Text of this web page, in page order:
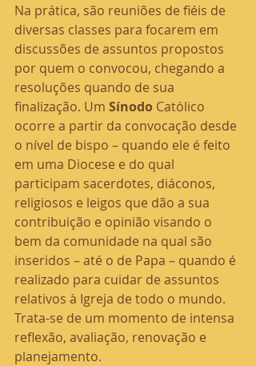
Na prática, são reuniões de fiéis de
diversas classes para focarem em
discussões de assuntos propostos
por quem o convocou, chegando a
resoluções quando de sua
finalização. Um Sínodo Católico
ocorre a partir da convocação desde
o nível de bispo – quando ele é feito
em uma Diocese e do qual
participam sacerdotes, diáconos,
religiosos e leigos que dão a sua
contribuição e opinião visando o
bem da comunidade na qual são
inseridos – até o de Papa – quando é
realizado para cuidar de assuntos
relativos à Igreja de todo o mundo.
Trata-se de um momento de intensa
reflexão, avaliação, renovação e
planejamento.